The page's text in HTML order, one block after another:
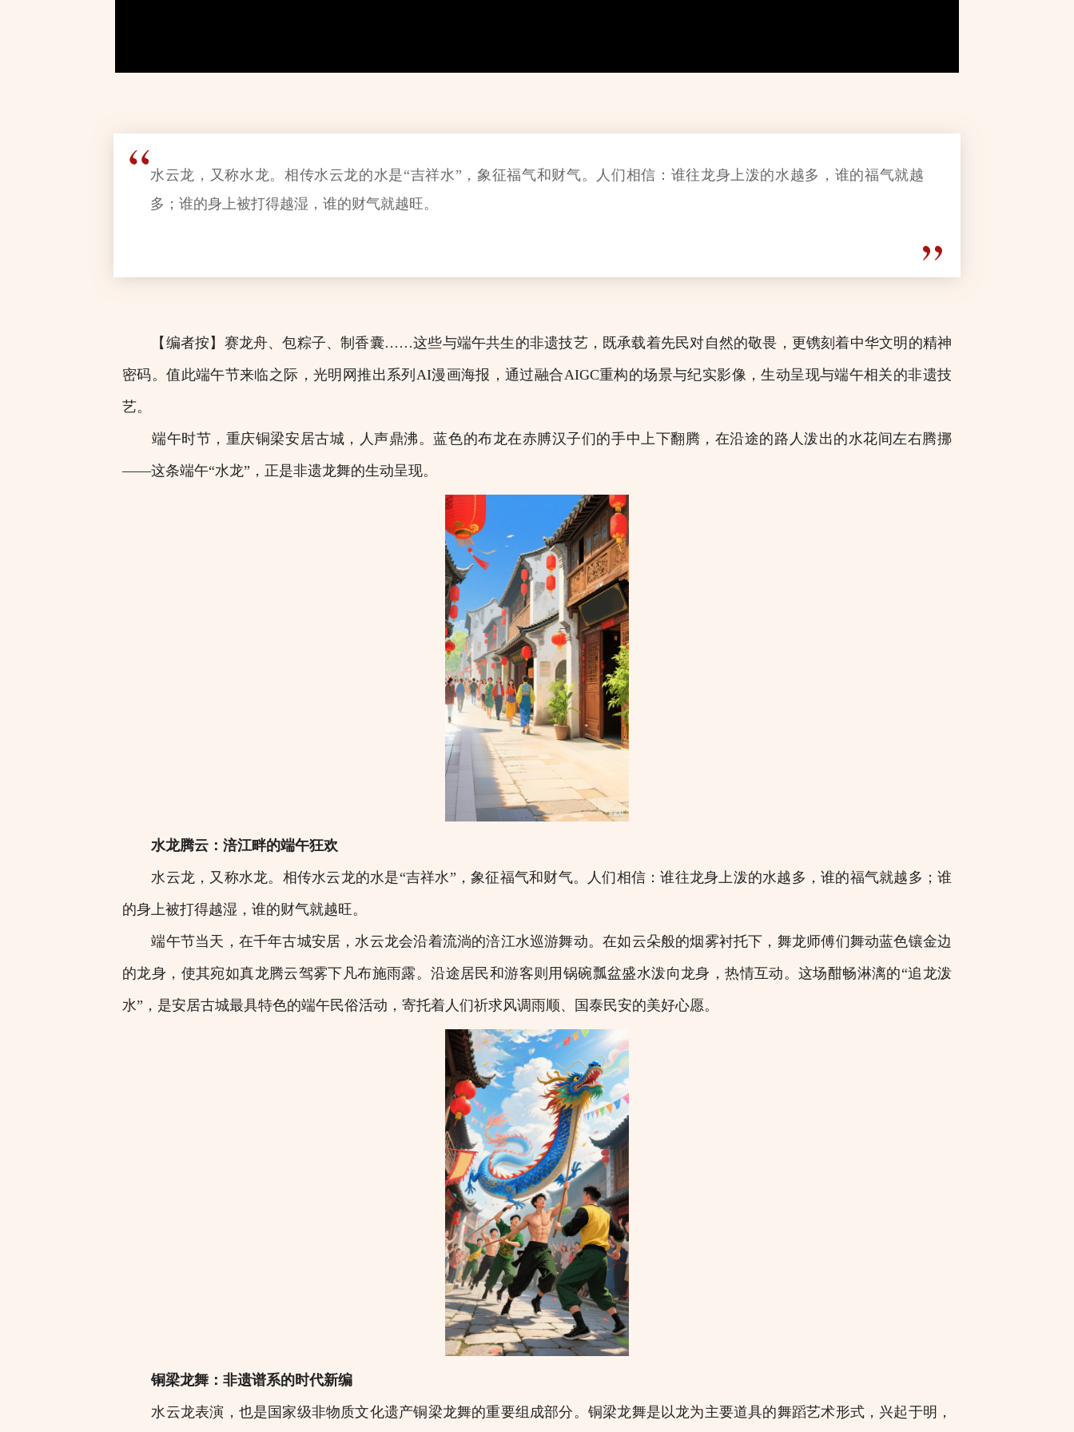
水云龙，又称水龙。相传水云龙的水是“吉祥水”，象征福气和财气。人们相信：谁往龙身上泼的水越多，谁的福气就越
多；谁的身上被打得越湿，谁的财气就越旺。
【编者按】赛龙舟、包粽子、制香囊……这些与端午共生的非遗技艺，既承载着先民对自然的敬畏，更镌刻着中华文明的精神
密码。值此端午节来临之际，光明网推出系列AI漫画海报，通过融合AIGC重构的场景与纪实影像，生动呈现与端午相关的非遗技
艺。
端午时节，重庆铜梁安居古城，人声鼎沸。蓝色的布龙在赤膊汉子们的手中上下翻腾，在沿途的路人泼出的水花间左右腾挪
——这条端午“水龙”，正是非遗龙舞的生动呈现。
水龙腾云：涪江畔的端午狂欢
水云龙，又称水龙。相传水云龙的水是“吉祥水”，象征福气和财气。人们相信：谁往龙身上泼的水越多，谁的福气就越多；谁
的身上被打得越湿，谁的财气就越旺。
端午节当天，在千年古城安居，水云龙会沿着流淌的涪江水巡游舞动。在如云朵般的烟雾衬托下，舞龙师傅们舞动蓝色镶金边
的龙身，使其宛如真龙腾云驾雾下凡布施雨露。沿途居民和游客则用锅碗瓢盆盛水泼向龙身，热情互动。这场酣畅淋漓的“追龙泼
水”，是安居古城最具特色的端午民俗活动，寄托着人们祈求风调雨顺、国泰民安的美好心愿。
铜梁龙舞：非遗谱系的时代新编
水云龙表演，也是国家级非物质文化遗产铜梁龙舞的重要组成部分。铜梁龙舞是以龙为主要道具的舞蹈艺术形式，兴起于明，